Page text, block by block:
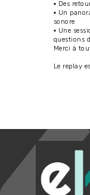
▪️ Des
▪️ Un
sonore
▪️ Une
questions
Merci à
Le replay